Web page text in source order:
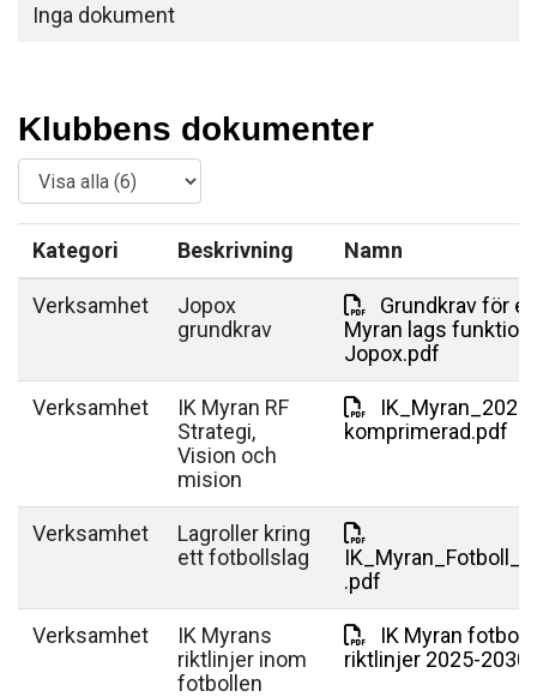
Inga dokument
Klubbens dokumenter
Kategori Beskrivning Namn
Verksamhet
Jopox
grundkrav
Grundkrav för en
Myran lags
Jopox.pdf
Verksamhet
IK Myran RF
Strategi,
Vision och
mision
IK_Myran_2026-
komprimerad.pdf
Verksamhet
Lagroller kring
ett fotbollslag
.pdf
Verksamhet
IK Myrans
riktlinjer inom
fotbollen
IK Myran fotboll
riktlinjer 2025-